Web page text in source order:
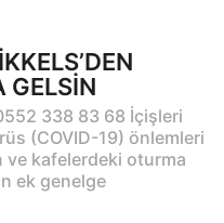
GELSİN
338 83 68 İçişleri
(COVID-19) önlemleri
ve kafelerdeki oturma
ek genelge